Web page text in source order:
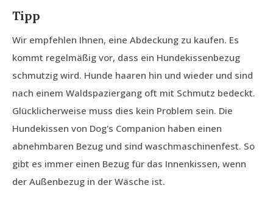
Tipp
Wir empfehlen Ihnen, eine Abdeckung zu kaufen. Es
kommt regelmäßig vor, dass ein Hundekissenbezug
schmutzig wird. Hunde haaren hin und wieder und sind
nach einem Waldspaziergang oft mit Schmutz bedeckt.
Glücklicherweise muss dies kein Problem sein. Die
Hundekissen von Dog's Companion haben einen
abnehmbaren Bezug und sind waschmaschinenfest. So
gibt es immer einen Bezug für das Innenkissen, wenn
der Außenbezug in der Wäsche ist.